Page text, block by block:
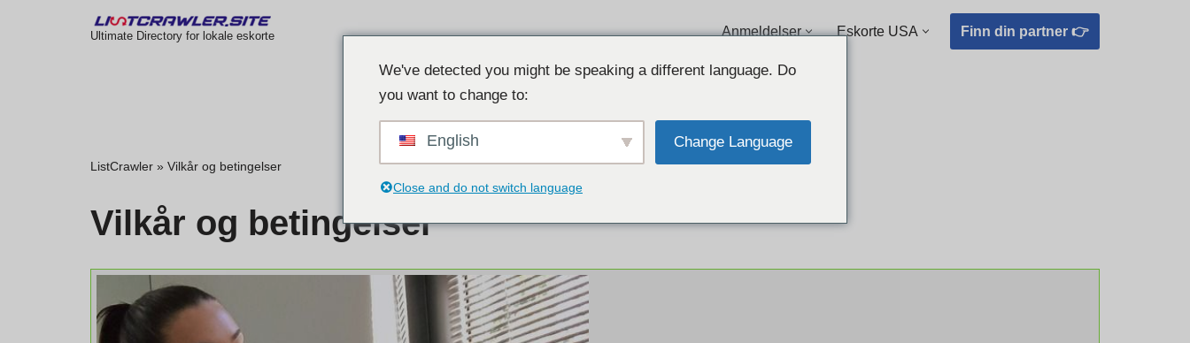
Ultimate Directory for lokale eskorte Anmeldelser Eskorte USA Finn din partner 👉
ListCrawler » Vilkår og betingelser
Vilkår og betingelser
We've detected you might be speaking a different language. Do
you want to change to:
English Change Language
Close and do not switch language